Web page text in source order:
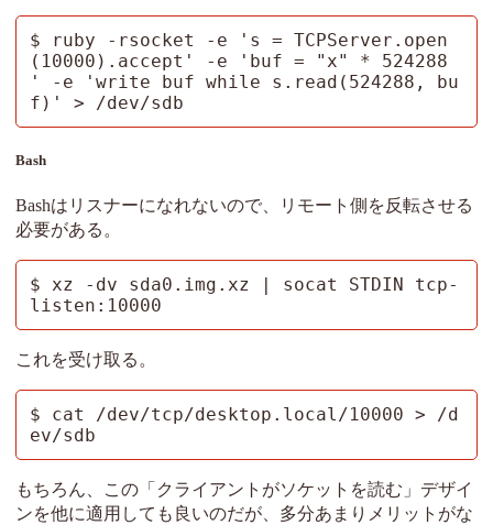
$ ruby -rsocket -e 's = TCPServer.open
(10000).accept' -e 'buf = "x" * 524288
' -e 'write buf while s.read(524288, bu
f)' > /dev/sdb
Bash
Bashはリスナーになれないので、リモート側を反転させる
必要がある。
$ xz -dv sda0.img.xz | socat STDIN tcp-
listen:10000
これを受け取る。
$ cat /dev/tcp/desktop.local/10000 > /d
ev/sdb
もちろん、この「クライアントがソケットを読む」デザイ
ンを他に適用しても良いのだが、多分あまりメリットがな